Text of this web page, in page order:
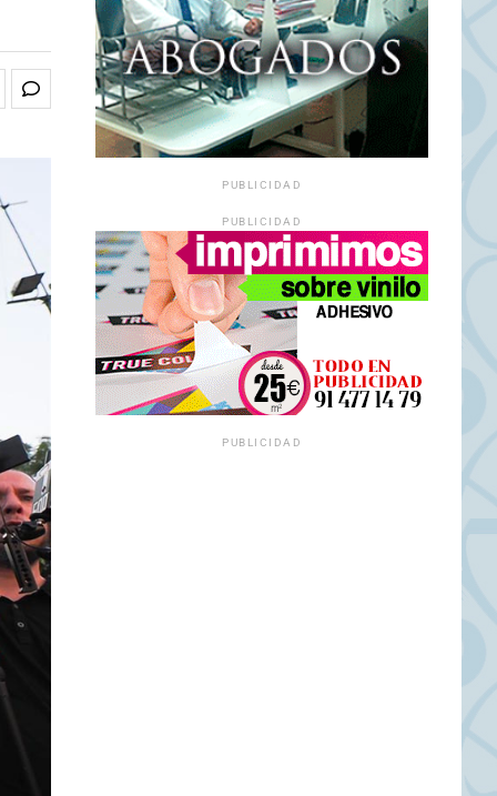
PUBLICIDAD
PUBLICIDAD
PUBLICIDAD